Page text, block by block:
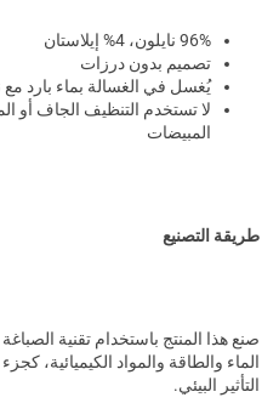
96% نايلون، 4% إيلاستان
تصميم بدون درزات
يُغسل في الغسالة بماء بارد مع
لا تستخدم التنظيف الجاف أو
المبيضات
طريقة التصنيع
صنع هذا المنتج باستخدام تقنية
الماء والطاقة والمواد الكيميائية،
التأثير البيئي.